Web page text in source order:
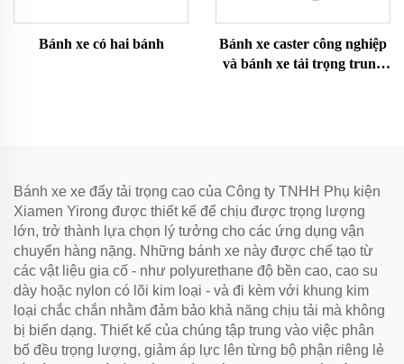
Bánh xe có hai bánh
Bánh xe caster công nghiệp
và bánh xe tải trọng trung
Bánh xe xe đẩy tải trọng cao của Công ty TNHH Phụ kiện
Xiamen Yirong được thiết kế để chịu được trọng lượng
lớn, trở thành lựa chọn lý tưởng cho các ứng dụng vận
chuyển hàng nặng. Những bánh xe này được chế tạo từ
các vật liệu gia cố - như polyurethane độ bền cao, cao su
dày hoặc nylon có lõi kim loại - và đi kèm với khung kim
loại chắc chắn nhằm đảm bảo khả năng chịu tải mà không
bị biến dạng. Thiết kế của chúng tập trung vào việc phân
bố đều trọng lượng, giảm áp lực lên từng bộ phận riêng lẻ